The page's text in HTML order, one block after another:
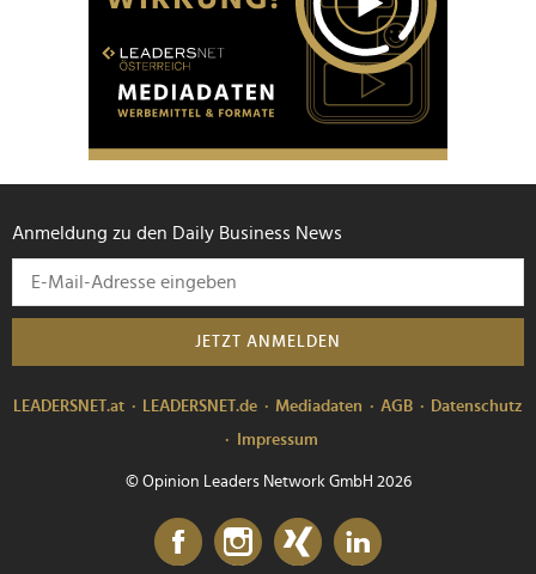
Anmeldung zu den Daily Business News
JETZT ANMELDEN
LEADERSNET.at LEADERSNET.de Mediadaten AGB
Datenschutz
Impressum
© Opinion Leaders Network GmbH 2026